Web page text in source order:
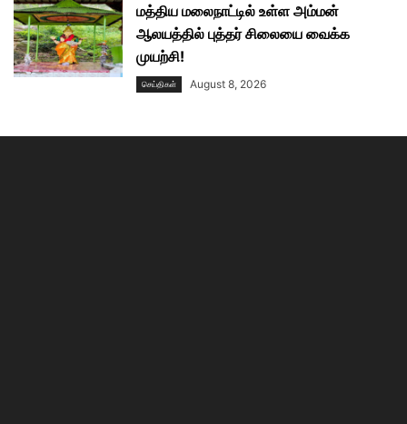
மத்திய மலைநாட்டில் உள்ள அம்மன்
ஆலயத்தில் புத்தர் சிலையை வைக்க
முயற்சி!
செய்திகள் August 8, 2026